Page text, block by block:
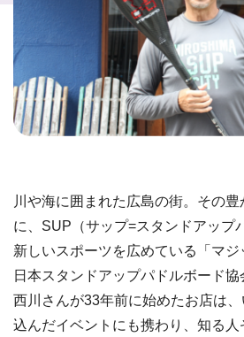
川や海に囲まれた広島の街。その
に、SUP（サップ=スタンドアップ
新しいスポーツを広めている「マジ
日本スタンドアップパドルボード
西川さんが33年前に始めたお店は
込んだイベントにも携わり、知る人